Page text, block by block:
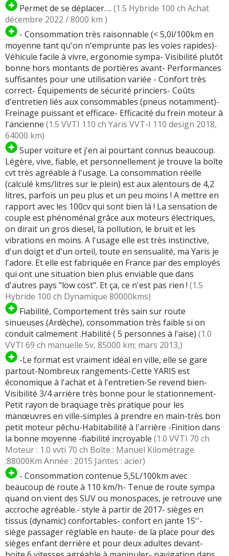
Permet de se déplacer…. (1.5 Hybride 100 ch Achat
décembre 2022 / 8000 km )
- Consommation très raisonnable (< 5,0l/100km en
moyenne tant qu'on n'emprunte pas les voies rapides)-
Véhicule facile à vivre, ergonomie sympa- Visibilité plutôt
bonne hors montants de portières avant- Performances
suffisantes pour une utilisation variée - Confort très
correct- Équipements de sécurité princiers- Coûts
d'entretien liés aux consommables (pneus notamment)-
Freinage puissant et efficace- Efficacité du frein moteur à
l'ancienne (1.5 VVTI 110 ch Yaris VVT-I 110 design 2018,
64000 km)
Super voiture et j'en ai pourtant connus beaucoup.
Légère, vive, fiable, et personnellement je trouve la boîte
cvt très agréable à l'usage. La consommation réelle
(calculé kms/litres sur le plein) est aux alentours de 4,2
litres, parfois un peu plus et un peu moins ! A mettre en
rapport avec les 100cv qui sont bien là ! La sensation de
couple est phénoménal grâce aux moteurs électriques,
on dirait un gros diesel, la pollution, le bruit et les
vibrations en moins. A l'usage elle est très instinctive,
d'un doigt et d'un orteil, toute en sensualité, ma Yaris je
l'adore. Et elle est fabriquée en France par des employés
qui ont une situation bien plus enviable que dans
d'autres pays "low cost". Et ça, ce n'est pas rien ! (1.5
Hybride 100 ch Dynamique 80000kms)
Fiabilité, Comportement très sain sur route
sinueuses (Ardèche), consommation très faible si on
conduit calmement .Habilité ( 5 personnes à l'aise) (1.0
VVTI 69 ch manuelle 5v, 85000 km; mars 2013,)
-Le format est vraiment idéal en ville, elle se gare
partout-Nombreux rangements-Cette YARIS est
économique à l'achat et à l'entretien-Se revend bien-
Visibilité 3/4 arrière très bonne pour le stationnement-
Petit rayon de braquage très pratique pour les
manœuvres en ville-simples à prendre en main-très bon
petit moteur pêchu-Habitabilité à l'arrière -Finition dans
la bonne moyenne -fiabilité incroyable (1.0 VVTI 70 ch
Moteur : 1.0 vvti 70 ch Boîte : Manuel Kilométrage
:88000Km Année : 2015 Jantes : acier)
- Consommation contenue 5,5L/100km avec
beaucoup de route à 110 km/h- Tenue de route sympa
quand on vient des SUV ou monospaces, je retrouve une
accroche agréable.- style à partir de 2017- sièges en
tissus (dynamic) confortables- confort en jante 15''-
siège passager réglable en haute- de la place pour des
sièges enfant derrière et pour deux adultes devant-